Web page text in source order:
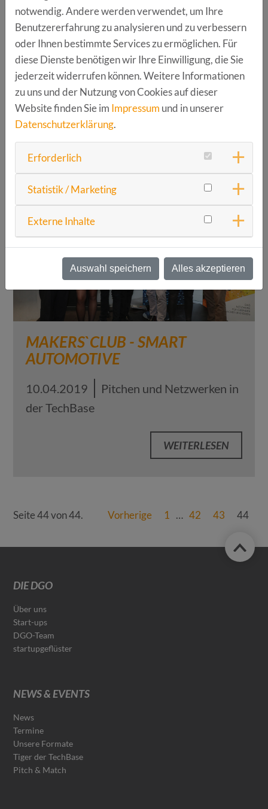
Businessplan Wettbewerb Nordbayern
geht in seine finale Phase! Für Gründer
und Startup-Teams aus Franken und der
Oberpfalz heißt das: neue
Gewinnmöglichkeiten, Expertenfeedback
und kostenfreie Startup-Workshops.
WEITERLESEN
MAKERS`CLUB - SMART
AUTOMOTIVE
10.04.2019
Pitchen und Netzwerken in
der TechBase
WEITERLESEN
Seite 44 von 44. Vorherige 1 … 42 43 44
DIE DGO
Über uns
Start-ups
DGO-Team
startupgeflüster
NEWS & EVENTS
News
Termine
Unsere Formate
Tiger der TechBase
Pitch & Match
notwendig. Andere werden verwendet, um Ihre
Benutzererfahrung zu analysieren und zu verbessern
oder Ihnen bestimmte Services zu ermöglichen. Für
diese Dienste benötigen wir Ihre Einwilligung, die Sie
jederzeit widerrufen können. Weitere Informationen
zu uns und der Nutzung von Cookies auf dieser
Website finden Sie im Impressum und in unserer
Datenschutzerklärung.
Erforderlich
Statistik / Marketing
Externe Inhalte
Auswahl speichern Alles akzeptieren